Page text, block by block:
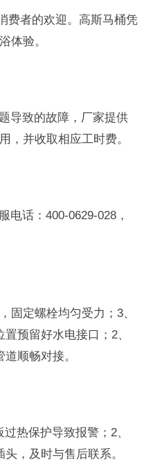
费者的欢迎。高斯马桶凭
体验。
导致的故障，厂家提供
，并收取相应工时费。
话：400-0629-028，
固定螺栓均匀受力；3、
预留好水电接口；2、
顺畅对接。
热保护导致报警；2、
，及时与售后联系。